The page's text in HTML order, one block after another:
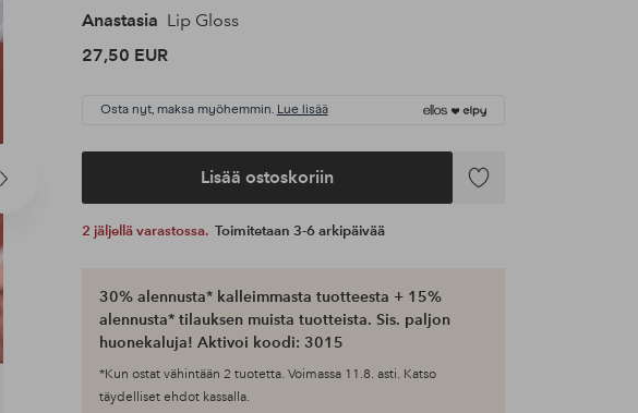
Seuraava
Anastasia Lip Gloss
27,50 EUR
Osta nyt, maksa myöhemmin. Lue lisää
Lisää ostoskoriin
Lisää
2 jäljellä varastossa. Toimitetaan 3-6 arkipäivää
30% alennusta* kalleimmasta tuotteesta + 15%
alennusta* tilauksen muista tuotteista. Sis. paljon
huonekaluja! Aktivoi koodi: 3015
*Kun ostat vähintään 2 tuotetta. Voimassa 11.8. asti. Katso
täydelliset ehdot kassalla.